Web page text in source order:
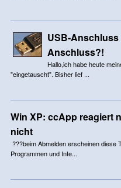
USB-
Anschluss?!
Hallo,ich habe heute
"eingetauscht". Bisher lief ...
Win XP: ccApp reagiert
nicht
???beim Abmelden erscheinen diese
Programmen und Inte...